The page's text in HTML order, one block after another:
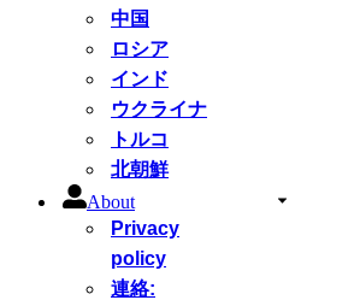
中国
ロシア
インド
ウクライナ
トルコ
北朝鮮
About
Privacy
policy
連絡: